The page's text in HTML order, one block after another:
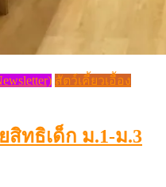
สัตว์เคี้ยวเอื้อง
สิทธิเด็ก ม.1-ม.3